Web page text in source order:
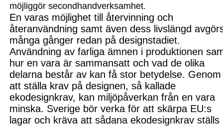
möjliggör secondhandverksamhet.
En varas möjlighet till återvinning och
återanvändning samt även dess livslängd
många gånger redan på designstadiet.
Användning av farliga ämnen i produktionen
hur en vara är sammansatt och vad de olika
delarna består av kan få stor betydelse. Genom
att ställa krav på designen, så kallade
ekodesignkrav, kan miljöpåverkan från en vara
minska. Sverige bör verka för attskärpa EU:s
lagar och kräva attsådana ekodesignkrav ställs